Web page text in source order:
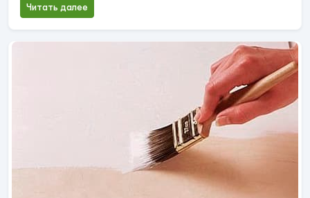
Читать далее